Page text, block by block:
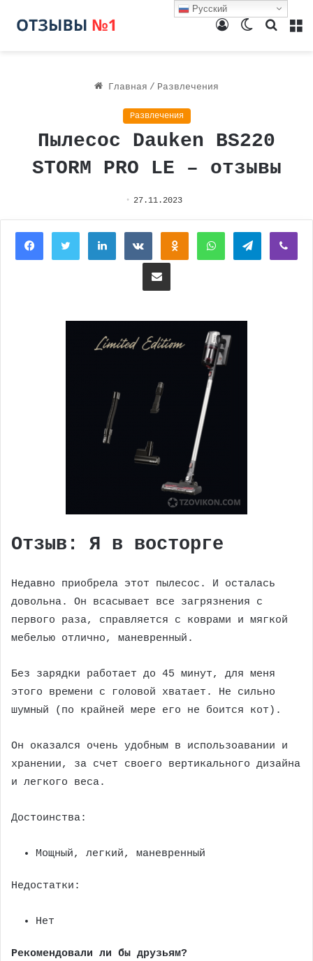
Поиск
Switch
Войти
Главная / Развлечения
Развлечения
Пылесос Dauken BS220
STORM PRO LE – отзывы
27.11.2023
FacebookTwitterLinkedInВконтактеОдноклассники
WhatsAppTelegram
Поделиться через электронную почту
Отзыв: Я в восторге
Недавно приобрела этот пылесос. И осталась
довольна. Он всасывает все загрязнения с
первого раза, справляется с коврами и мягкой
мебелью отлично, маневренный.
Без зарядки работает до 45 минут, для меня
этого времени с головой хватает. Не сильно
шумный (по крайней мере его не боится кот).
Он оказался очень удобным в использоавании и
хранении, за счет своего вертикального дизайна
и легкого веса.
Достоинства:
Мощный, легкий, маневренный
Недостатки:
Нет
Рекомендовали ли бы друзьям?
Русский